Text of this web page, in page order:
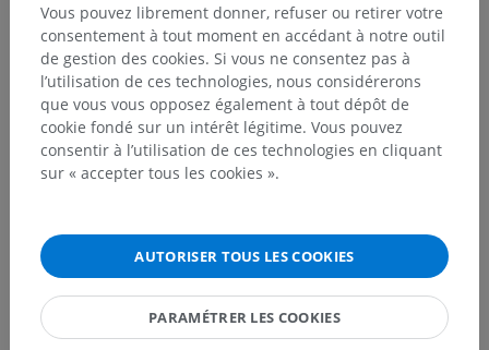
Anatomie systémique > Systèmes génitaux>
Système génital féminin>
Organes génitaux internes féminins> Paroophoron
Structures sous-jacentes :
Vestige du conduit déférent
Traductions
Vous pouvez librement donner, refuser ou retirer votre
consentement à tout moment en accédant à notre outil
de gestion des cookies. Si vous ne consentez pas à
l’utilisation de ces technologies, nous considérerons
que vous vous opposez également à tout dépôt de
cookie fondé sur un intérêt légitime. Vous pouvez
consentir à l’utilisation de ces technologies en cliquant
sur « accepter tous les cookies ».
AUTORISER TOUS LES COOKIES
PARAMÉTRER LES COOKIES